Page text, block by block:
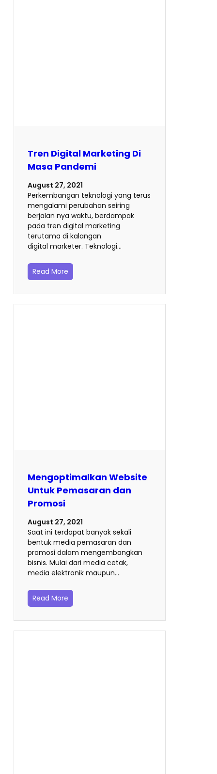
Tren Digital Marketing Di
Masa Pandemi
August 27, 2021
Perkembangan teknologi yang terus
mengalami perubahan seiring
berjalan nya waktu, berdampak
pada tren digital marketing
terutama di kalangan
digital marketer. Teknologi…
Read More
Mengoptimalkan Website
Untuk Pemasaran dan
Promosi
August 27, 2021
Saat ini terdapat banyak sekali
bentuk media pemasaran dan
promosi dalam mengembangkan
bisnis. Mulai dari media cetak,
media elektronik maupun…
Read More